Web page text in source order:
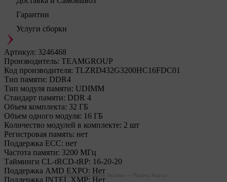
Гарантии
Услуги сборки
Артикул: 3246468
Производитель: TEAMGROUP
Код производителя: TLZRD432G3200HC16FDC01
Тип памяти: DDR4
Тип модуля памяти: UDIMM
Стандарт памяти: DDR 4
Объем комплекта: 32 ГБ
Объем одного модуля: 16 ГБ
Количество модулей в комплекте: 2 шт
Регистровая память: нет
Поддержка ECC: нет
Частота памяти: 3200 МГц
Тайминги CL-tRCD-tRP: 16-20-20
Поддержка AMD EXPO: Нет
Поддержка INTEL XMP: Нет
Legionpc на карте Москвы — Яндекс Карты